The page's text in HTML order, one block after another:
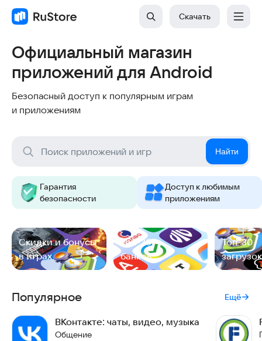
Скачать
Официальный магазин
приложений для Android
Безопасный доступ к популярным играм
и приложениям
Найти
Гарантия
безопасности
Доступ к любимым
приложениям
Cкидки и бонусы
в играх
Топ-30
банков
Топ-30
Популярное Ещё
ВКонтакте: чаты, видео, музыка
Общение